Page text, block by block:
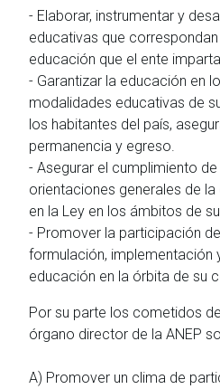
- Elaborar, instrumentar y
educativas que
educación que el ente
- Garantizar la educación en
modalidades educativas de
los habitantes del país,
permanencia y egreso.
- Asegurar el cumplimiento
orientaciones generales de
en la Ley en los ámbitos de
- Promover la participación
formulación, implementación
educación en la órbita de su
Por su parte los cometidos
órgano director de la ANEP
A) Promover un clima de